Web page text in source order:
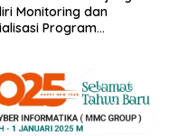
Monitoring dan
Program